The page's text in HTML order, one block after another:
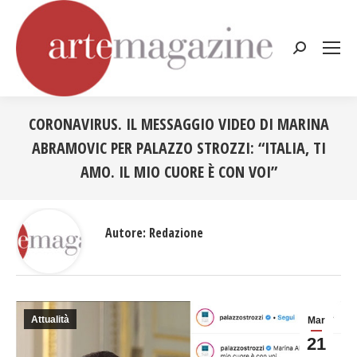
Cerca:
CORONAVIRUS. IL MESSAGGIO VIDEO DI MARINA
ABRAMOVIC PER PALAZZO STROZZI: “ITALIA, TI
AMO. IL MIO CUORE È CON VOI”
Mar
21
Attualità
Autore: Redazione